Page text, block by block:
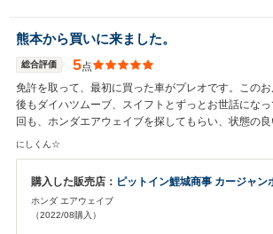
熊本から買いに来ました。
総合評価 5点
免許を取って、最初に買った車がプレオです。この
後もダイハツムーブ、スイフトとずっとお世話にな
回も、ホンダエアウェイブを探してもらい、状態の
ました。また新しい車を買う時はお世話になろうと思
にしくん☆
購入した販売店： ピットイン鯉城商事 カージャ
ホンダ エアウェイブ
（2022/08購入）